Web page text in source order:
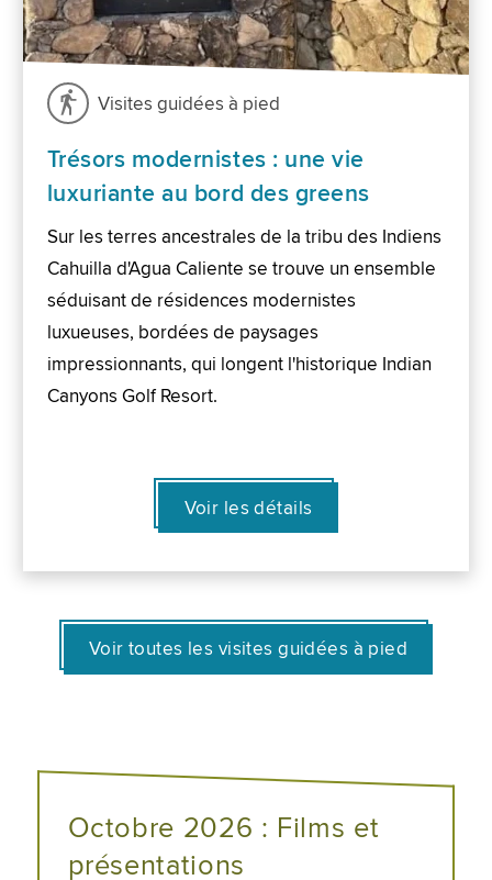
Visites guidées à pied
Trésors modernistes : une vie
luxuriante au bord des greens
Sur les terres ancestrales de la tribu des Indiens
Cahuilla d'Agua Caliente se trouve un ensemble
séduisant de résidences modernistes
luxueuses, bordées de paysages
impressionnants, qui longent l'historique Indian
Canyons Golf Resort.
Voir les détails
Voir toutes les visites guidées à pied
Octobre 2026 : Films et
présentations